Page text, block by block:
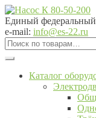
Перейти
к
навигации
Перейти
к
содержимому
Единый
e-mail: info@es-22.ru
Искать:
Каталог